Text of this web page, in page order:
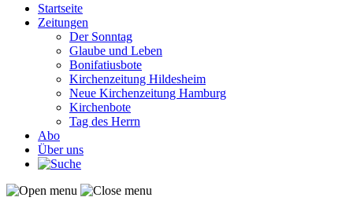
Startseite
Zeitungen
Der Sonntag
Glaube und Leben
Bonifatiusbote
Kirchenzeitung Hildesheim
Neue Kirchenzeitung Hamburg
Kirchenbote
Tag des Herrn
Abo
Über uns